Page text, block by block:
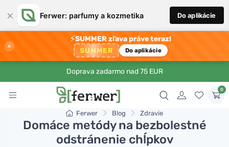
× Ferwer: parfumy a kozmetika Do aplikácie
×
⚡SUMMER zľava práve teraz!
SUMMER Do aplikácie
Doprava zadarmo nad 75 EUR
0
Ferwer Blog Zdravie
Domáce metódy na bezbolestné
odstránenie chĺpkov